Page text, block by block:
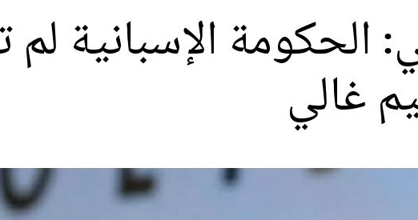
الإسبانية
غالي